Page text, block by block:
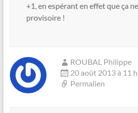
+1, en espérant en effet que ça
provisoire !
ROUBAL Philippe
20 août 2013 à 11
Permalien